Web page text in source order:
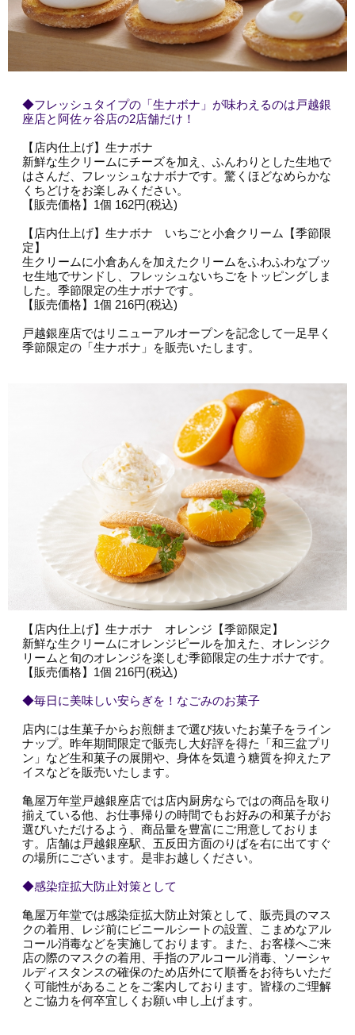
◆フレッシュタイプの「生ナボナ」が味わえるのは戸越銀
座店と阿佐ヶ谷店の2店舗だけ！
【店内仕上げ】生ナボナ
新鮮な生クリームにチーズを加え、ふんわりとした生地で
はさんだ、フレッシュなナボナです。驚くほどなめらかな
くちどけをお楽しみください。
【販売価格】1個 162円(税込)
【店内仕上げ】生ナボナ いちごと小倉クリーム【季節限
定】
生クリームに小倉あんを加えたクリームをふわふわなブッ
セ生地でサンドし、フレッシュないちごをトッピングしま
した。季節限定の生ナボナです。
【販売価格】1個 216円(税込)
戸越銀座店ではリニューアルオープンを記念して一足早く
季節限定の「生ナボナ」を販売いたします。
【店内仕上げ】生ナボナ オレンジ【季節限定】
新鮮な生クリームにオレンジピールを加えた、オレンジク
リームと旬のオレンジを楽しむ季節限定の生ナボナです。
【販売価格】1個 216円(税込)
◆毎日に美味しい安らぎを！なごみのお菓子
店内には生菓子からお煎餅まで選び抜いたお菓子をライン
ナップ。昨年期間限定で販売し大好評を得た「和三盆プリ
ン」など生和菓子の展開や、身体を気遣う糖質を抑えたア
イスなどを販売いたします。
亀屋万年堂戸越銀座店では店内厨房ならではの商品を取り
揃えている他、お仕事帰りの時間でもお好みの和菓子がお
選びいただけるよう、商品量を豊富にご用意しておりま
す。店舗は戸越銀座駅、五反田方面のりばを右に出てすぐ
の場所にございます。是非お越しください。
◆感染症拡大防止対策として
亀屋万年堂では感染症拡大防止対策として、販売員のマス
クの着用、レジ前にビニールシートの設置、こまめなアル
コール消毒などを実施しております。また、お客様へご来
店の際のマスクの着用、手指のアルコール消毒、ソーシャ
ルディスタンスの確保のため店外にて順番をお待ちいただ
く可能性があることをご案内しております。皆様のご理解
とご協力を何卒宜しくお願い申し上げます。